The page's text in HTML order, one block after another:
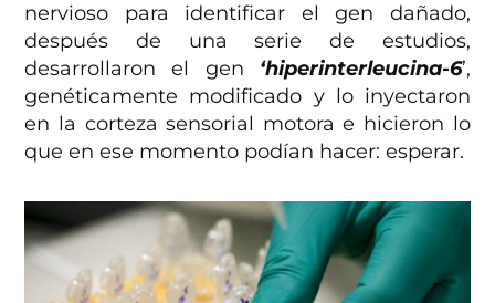
nervioso para identificar el gen dañado,
después de una serie de estudios,
desarrollaron el gen ‘hiperinterleucina-6’,
genéticamente modificado y lo inyectaron
en la corteza sensorial motora e hicieron lo
que en ese momento podían hacer: esperar.